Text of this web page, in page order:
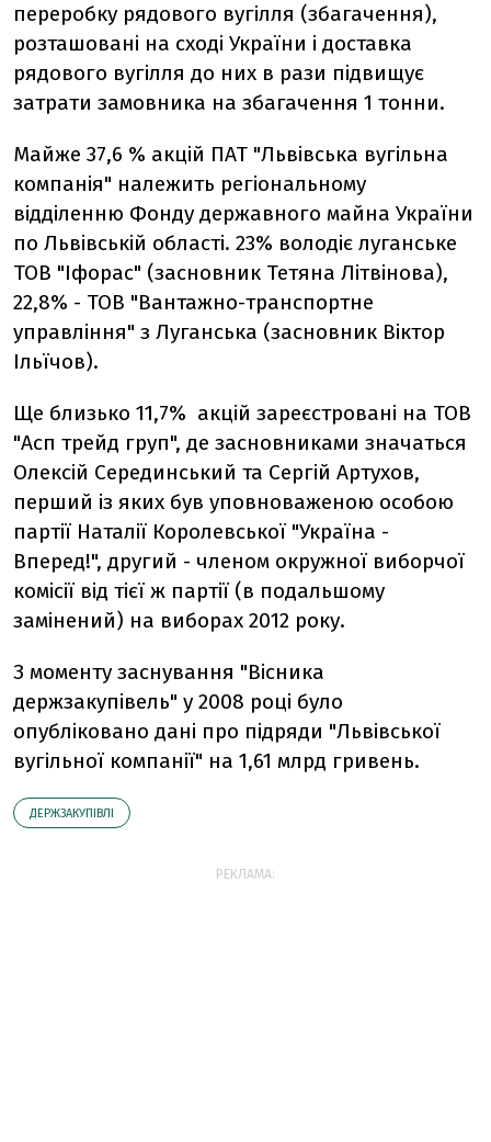
переробку рядового вугілля (збагачення),
розташовані на сході України і доставка
рядового вугілля до них в рази підвищує
затрати замовника на збагачення 1 тонни.
Майже 37,6 % акцій ПАТ "Львівська вугільна
компанія" належить регіональному
відділенню Фонду державного майна України
по Львівській області. 23% володіє луганське
ТОВ "Іфорас" (засновник Тетяна Літвінова),
22,8% - ТОВ "Вантажно-транспортне
управління" з Луганська (засновник Віктор
Ільїчов).
Ще близько 11,7% акцій зареєстровані на ТОВ
"Асп трейд груп", де засновниками значаться
Олексій Серединський та Сергій Артухов,
перший із яких був уповноваженою особою
партії Наталії Королевської "Україна -
Вперед!", другий - членом окружної виборчої
комісії від тієї ж партії (в подальшому
замінений) на виборах 2012 року.
З моменту заснування "Вісника
держзакупівель" у 2008 році було
опубліковано дані про підряди "Львівської
вугільної компанії" на 1,61 млрд гривень.
ДЕРЖЗАКУПІВЛІ
РЕКЛАМА: